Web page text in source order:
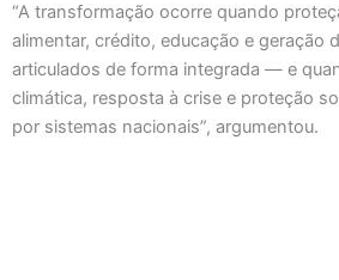
“A transformação ocorre quando
alimentar, crédito, educação e geração
articulados de forma integrada — e
climática, resposta à crise e proteção
por sistemas nacionais”, argumentou.